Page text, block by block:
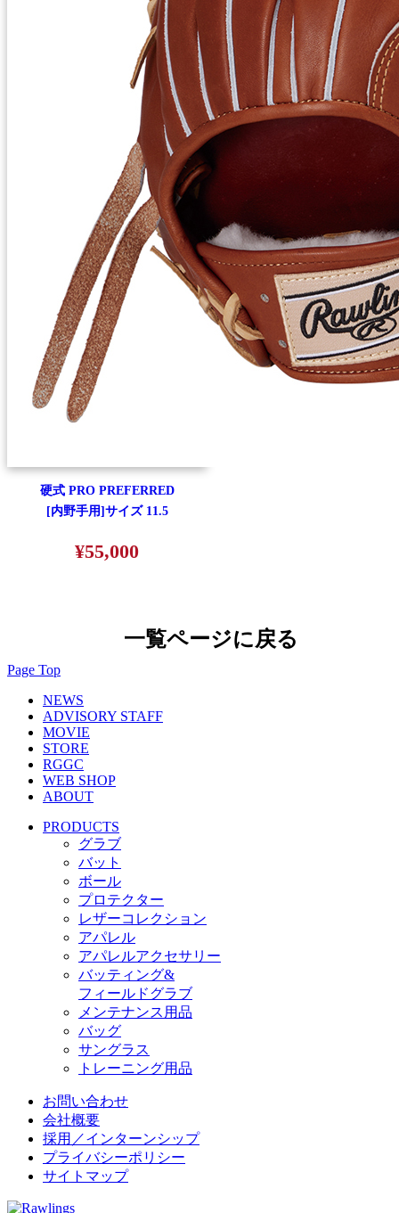
硬式 PRO PREFERRED
[内野手用]サイズ 11.5
¥55,000
一覧ページに戻る
Page Top
NEWS
ADVISORY STAFF
MOVIE
STORE
RGGC
WEB SHOP
ABOUT
PRODUCTS
グラブ
バット
ボール
プロテクター
レザーコレクション
アパレル
アパレルアクセサリー
バッティング&
フィールドグラブ
メンテナンス用品
バッグ
サングラス
トレーニング用品
お問い合わせ
会社概要
採用／インターンシップ
プライバシーポリシー
サイトマップ